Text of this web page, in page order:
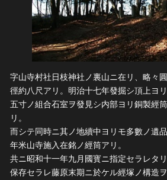
字山寺村社日枝神社ノ裏山ニ在リ、略々
徑約八尺アリ。明治十七年發掘シ頂上ヨ
五寸ノ組合石室ヲ發見シ内部ヨリ銅製經
リ。
而シテ同時ニ其ノ地續中ヨリモ多數ノ遺
年米山寺施入在銘ノ經筒アリ。
共ニ昭和十一年九月國寳ニ指定セラレタ
保存セラレ藤原末期ニ於ケル經塚ノ構造